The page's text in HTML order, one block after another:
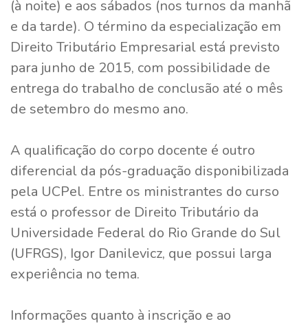
(à noite) e aos sábados (nos turnos da manhã
e da tarde). O término da especialização em
Direito Tributário Empresarial está previsto
para junho de 2015, com possibilidade de
entrega do trabalho de conclusão até o mês
de setembro do mesmo ano.
A qualificação do corpo docente é outro
diferencial da pós-graduação disponibilizada
pela UCPel. Entre os ministrantes do curso
está o professor de Direito Tributário da
Universidade Federal do Rio Grande do Sul
(UFRGS), Igor Danilevicz, que possui larga
experiência no tema.
Informações quanto à inscrição e ao